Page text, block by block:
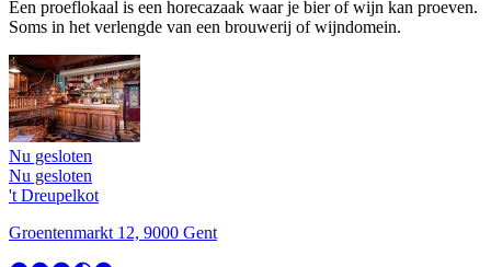
Een proeflokaal is een horecazaak waar je bier of wijn kan proeven.
Soms in het verlengde van een brouwerij of wijndomein.
Nu gesloten
Nu gesloten
't Dreupelkot
Groentenmarkt 12, 9000 Gent